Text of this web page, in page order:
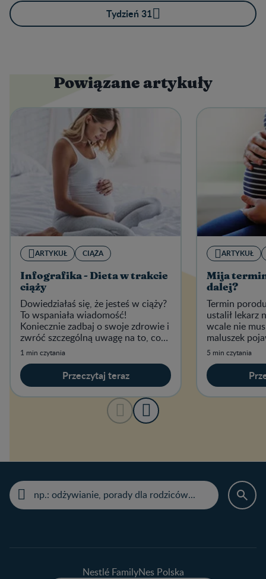
Tydzień 31
Powiązane artykuły
ARTYKUŁ CIĄŻA
Infografika - Dieta w trakcie
ciąży
Dowiedziałaś się, że jesteś w ciąży?
To wspaniała wiadomość!
Koniecznie zadbaj o swoje zdrowie i
zwróć szczególną uwagę na to, co
jesz.
1 min czytania
Przeczytaj teraz
ARTYKUŁ
Mija
dalej?
Termin
ustalił lekarz
wcale nie
maluszek
dokładnie w
zdarza się, że
5 min czytania
Nestlé FamilyNes Polska